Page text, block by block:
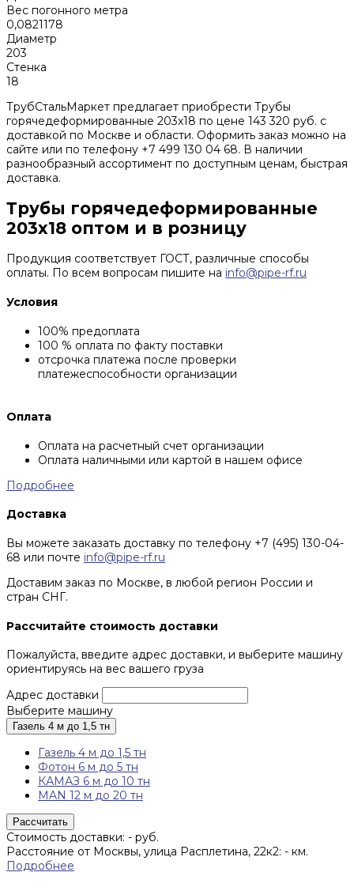
Вес погонного метра
0,0821178
Диаметр
203
Стенка
18
ТрубСтальМаркет предлагает приобрести Трубы
горячедеформированные 203x18 по цене 143 320 руб. с
доставкой по Москве и области. Оформить заказ можно на
сайте или по телефону +7 499 130 04 68. В наличии
разнообразный ассортимент по доступным ценам, быстрая
доставка.
Трубы горячедеформированные
203x18 оптом и в розницу
Продукция соответствует ГОСТ, различные способы
оплаты. По всем вопросам пишите на info@pipe-rf.ru
Условия
100% предоплата
100 % оплата по факту поставки
отсрочка платежа после проверки
платежеспособности организации
Оплата
Оплата на расчетный счет организации
Оплата наличными или картой в нашем офисе
Подробнее
Доставка
Вы можете заказать доставку по телефону +7 (495) 130-04-
68 или почте info@pipe-rf.ru
Доставим заказ по Москве, в любой регион России и
стран СНГ.
Рассчитайте стоимость доставки
Пожалуйста, введите адрес доставки, и выберите машину
ориентируясь на вес вашего груза
Адрес доставки
Выберите машину
Газель 4 м до 1,5 тн
Газель 4 м до 1,5 тн
Фотон 6 м до 5 тн
КАМАЗ 6 м до 10 тн
MAN 12 м до 20 тн
Рассчитать
Стоимость доставки: - руб.
Расстояние от Москвы, улица Расплетина, 22к2: - км.
Подробнее